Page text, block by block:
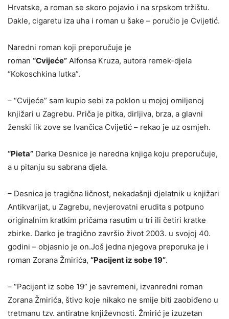
Hrvatske, a roman se skoro pojavio i na srpskom tržištu.
Dakle, cigaretu iza uha i roman u šake – poručio je Cvijetić.
Naredni roman koji preporučuje je
roman “Cvijeće” Alfonsa Kruza, autora remek-djela
“Kokoschkina lutka”.
– “Cvijeće” sam kupio sebi za poklon u mojoj omiljenoj
knjižari u Zagrebu. Priča je pitka, dirljiva, brza, a glavni
ženski lik zove se Ivančica Cvijetić – rekao je uz osmjeh.
“Pieta” Darka Desnice je naredna knjiga koju preporučuje,
a u pitanju su sabrana djela.
– Desnica je tragična ličnost, nekadašnji djelatnik u knjižari
Antikvarijat, u Zagrebu, nevjerovatni erudita s potpuno
originalnim kratkim pričama rasutim u tri ili četiri kratke
zbirke. Darko je tragično završio život 2003. u svojoj 40.
godini – objasnio je on.Još jedna njegova preporuka je i
roman Zorana Žmirića, “Pacijent iz sobe 19”.
– “Pacijent iz sobe 19” je savremeni, izvanredni roman
Zorana Žmirića, štivo koje nikako ne smije biti zaobiđeno u
tretmanu tzv. antiratne književnosti. Žmirić je izuzetan